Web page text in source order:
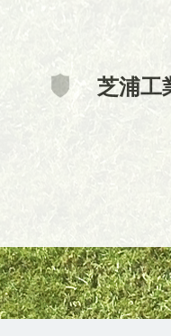
芝浦工